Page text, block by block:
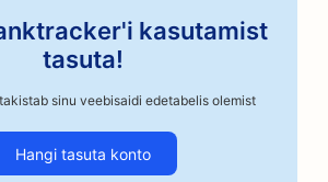
kohviröstritele
jaoks
kasutamist
tasuta!
sinu veebisaidi edetabelis olemist
Hangi tasuta konto